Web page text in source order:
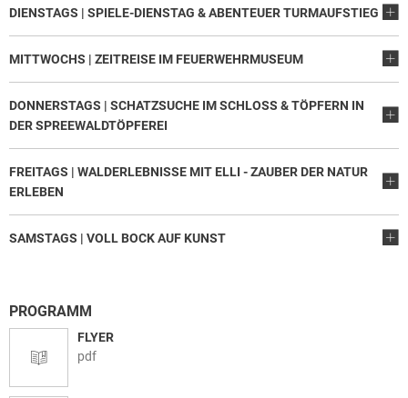
DIENSTAGS | SPIELE-DIENSTAG & ABENTEUER TURMAUFSTIEG
MITTWOCHS | ZEITREISE IM FEUERWEHRMUSEUM
DONNERSTAGS | SCHATZSUCHE IM SCHLOSS & TÖPFERN IN
DER SPREEWALDTÖPFEREI
FREITAGS | WALDERLEBNISSE MIT ELLI - ZAUBER DER NATUR
ERLEBEN
SAMSTAGS | VOLL BOCK AUF KUNST
PROGRAMM
FLYER
pdf